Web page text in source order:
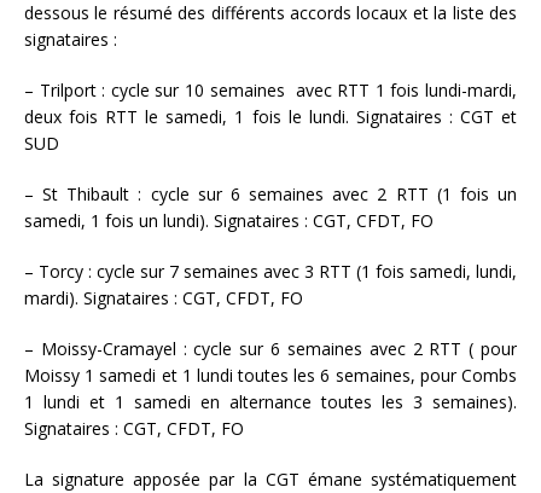
dessous le résumé des différents accords locaux et la liste des
signataires :
– Trilport : cycle sur 10 semaines avec RTT 1 fois lundi-mardi,
deux fois RTT le samedi, 1 fois le lundi. Signataires : CGT et
SUD
– St Thibault : cycle sur 6 semaines avec 2 RTT (1 fois un
samedi, 1 fois un lundi). Signataires : CGT, CFDT, FO
– Torcy : cycle sur 7 semaines avec 3 RTT (1 fois samedi, lundi,
mardi). Signataires : CGT, CFDT, FO
– Moissy-Cramayel : cycle sur 6 semaines avec 2 RTT ( pour
Moissy 1 samedi et 1 lundi toutes les 6 semaines, pour Combs
1 lundi et 1 samedi en alternance toutes les 3 semaines).
Signataires : CGT, CFDT, FO
La signature apposée par la CGT émane systématiquement